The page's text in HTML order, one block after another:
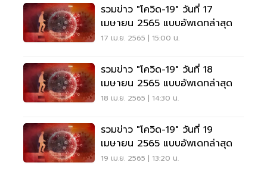
รวมข่าว "โควิด-19" วันที่ 17
เมษายน 2565 แบบอัพเดทล่าสุด
17 เม.ย. 2565 | 15:00 น.
รวมข่าว "โควิด-19" วันที่ 18
เมษายน 2565 แบบอัพเดทล่าสุด
18 เม.ย. 2565 | 14:30 น.
รวมข่าว "โควิด-19" วันที่ 19
เมษายน 2565 แบบอัพเดทล่าสุด
19 เม.ย. 2565 | 13:20 น.